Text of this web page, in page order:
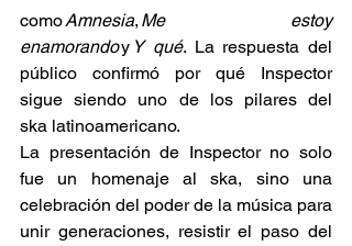
como Amnesia, Me estoy
enamorando y Y qué. La respuesta del
público confirmó por qué Inspector
sigue siendo uno de los pilares del
ska latinoamericano.
La presentación de Inspector no solo
fue un homenaje al ska, sino una
celebración del poder de la música para
unir generaciones, resistir el paso del